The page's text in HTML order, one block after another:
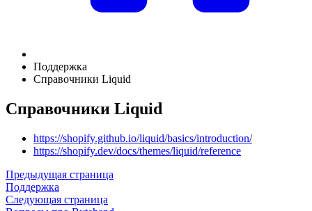
Поддержка
Справочники Liquid
Справочники Liquid
https://shopify.github.io/liquid/basics/introduction/
https://shopify.dev/docs/themes/liquid/reference
Предыдущая страница
Поддержка
Следующая страница